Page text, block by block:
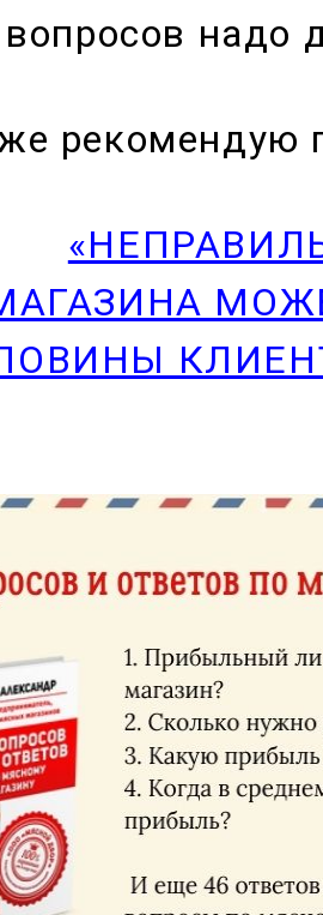
надо
рекомендую